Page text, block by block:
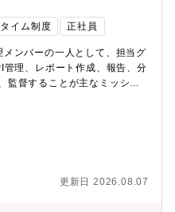
援事業所や、特別支援学校を
）のマネジメント・受託業務
の展開・メンバー育成（定期
び指導、障がい特性のアセス
価・チームの先を考え、対応
ーリング現在活躍中のリーダ
diversity/our-work.html■組
にユニットリーダーが配置さ
モートワーク(在宅勤務)週３
ージャーへの昇格・障がい者
イム制度 正社員
ンバーの一人として、担当グ
理、レポート作成、報告、分
監督することが主なミッショ
題抽出や改善提案を行い、部
た、若手社員、派遣社員、契
い、関係者との合意形成を図
予算策定を推進することが期
企画チーム内のグループをリ
更新日 2026.08.07